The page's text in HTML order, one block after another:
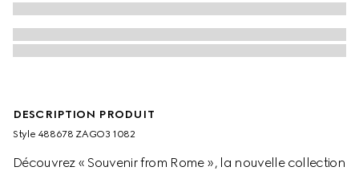
DESCRIPTION PRODUIT
Style ‎488678 ZAGO3 1082
Découvrez « Souvenir from Rome », la nouvelle collection